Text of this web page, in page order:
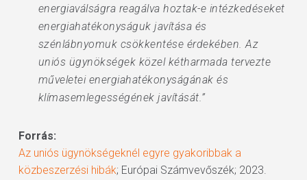
energiaválságra reagálva hoztak-e intézkedéseket
energiahatékonyságuk javítása és
szénlábnyomuk csökkentése érdekében. Az
uniós ügynökségek közel kétharmada tervezte
műveletei energiahatékonyságának és
klímasemlegességének javítását.”
Forrás:
Az uniós ügynökségeknél egyre gyakoribbak a
közbeszerzési hibák; Európai Számvevőszék; 2023.